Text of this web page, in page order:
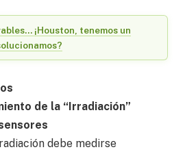
¡Houston, tenemos un
de la “Irradiación”
debe medirse